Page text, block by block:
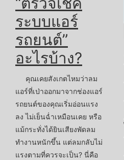
ระบบแอร์
รถยนต์”
อะไรบ้าง?
คุณเคยสังเกตไหมว่าลม
แอร์ที่เป่าออกมาจากช่องแอร์
รถยนต์ของคุณเริ่มอ่อนแรง
ลง ไม่เย็นฉ่ำเหมือนเคย หรือ
แม้กระทั่งได้ยินเสียงพัดลม
ทำงานหนักขึ้น แต่ลมกลับไม่
แรงตามที่ควรจะเป็น? นี่คือ